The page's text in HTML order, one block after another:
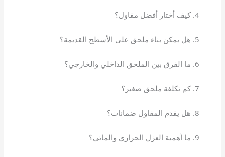
كيف أختار أفضل مقاول؟
هل يمكن بناء ملحق على الأسطح القديمة؟
ما الفرق بين الملحق الداخلي والخارجي؟
كم تكلفة ملحق صغير؟
هل يقدم المقاول ضمانات؟
ما أهمية العزل الحراري والمائي؟